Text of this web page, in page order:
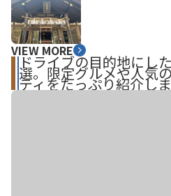
VIEW MORE
ドライブの目的地にし
選。限定グルメや人気
ティをたっぷり紹介し